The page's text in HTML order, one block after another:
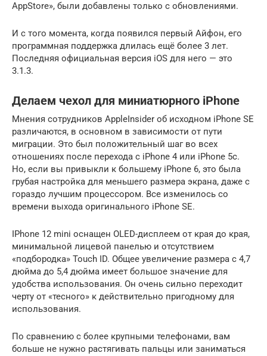
AppStore», были добавлены только с обновлениями.
И с того момента, когда появился первый Айфон, его
программная поддержка длилась ещё более 3 лет.
Последняя официальная версия iOS для него — это
3.1.3.
Делаем чехол для миниатюрного iPhone
Мнения сотрудников AppleInsider об исходном iPhone SE
различаются, в основном в зависимости от пути
миграции. Это был положительный шаг во всех
отношениях после перехода с iPhone 4 или iPhone 5c.
Но, если вы привыкли к большему iPhone 6, это была
грубая настройка для меньшего размера экрана, даже с
гораздо лучшим процессором. Все изменилось со
времени выхода оригинального iPhone SE.
IPhone 12 mini оснащен OLED-дисплеем от края до края,
минимальной лицевой панелью и отсутствием
«подбородка» Touch ID. Общее увеличение размера с 4,7
дюйма до 5,4 дюйма имеет большое значение для
удобства использования. Он очень сильно переходит
черту от «тесного» к действительно пригодному для
использования.
По сравнению с более крупными телефонами, вам
больше не нужно растягивать пальцы или заниматься